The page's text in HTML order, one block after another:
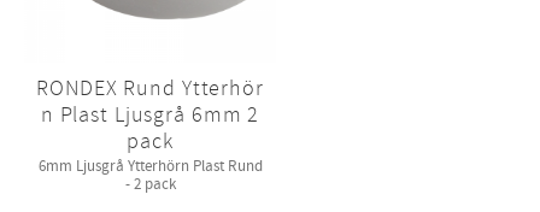
RONDEX Rund Ytterhör
n Plast Ljusgrå 6mm 2
pack
6mm Ljusgrå Ytterhörn Plast Rund
- 2 pack